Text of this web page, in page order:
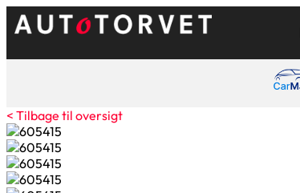
< Tilbage til oversigt